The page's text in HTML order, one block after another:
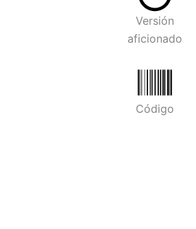
Versión
aficionado
Código